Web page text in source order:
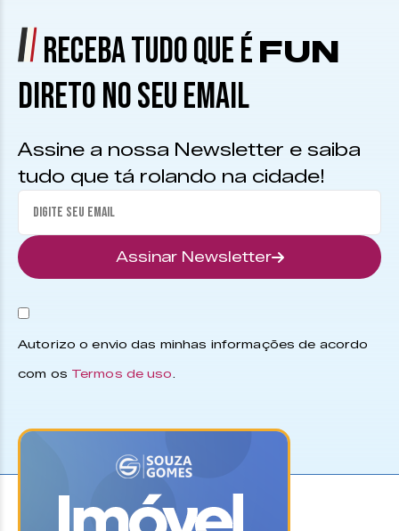
RECEBA TUDO QUE É FUN
DIRETO NO SEU EMAIL
Assine a nossa Newsletter e saiba
tudo que tá rolando na cidade!
Assinar Newsletter
Autorizo o envio das minhas informações de acordo
com os Termos de uso.